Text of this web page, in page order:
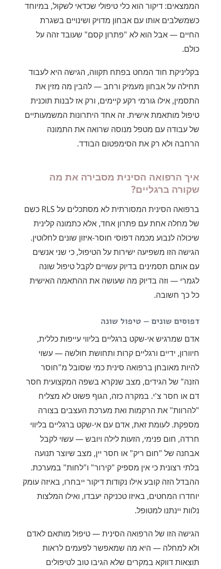
הממצאים: דיקור הוא כלי טיפולי שכדאי לשקול, במיוחד
כשמשלבים אותו עם אבחון מדויק ושינויים בשגרת
החיים — אבל הוא לא "פתרון קסם" שעובד זהה על
כולם.
בקליניקת חוד המחט בפתח תקווה, הגישה היא לעבוד
תחילה על אבחון מעמיק ורחב — להבין מה מזין את
התסמין, אילו גורמי רקע קיימים, ורק אז לבנות תוכנית
טיפול מותאמת אישית. זה אחד היתרונות המשמעותיים
של עבודה עם מטפל מנוסה שרואה את התמונה
הרחבה ולא רק את הסימפטום הבודד.
איך הרפואה הסינית מסבירה את מה
שקורה ברגליים?
ברפואה הסינית המסורתית לא מסתכלים על RLS כשם
של מחלה אחת עם פתרון אחד, אלא כתמונה קלינית
שיכולה לנבוע מכמה דפוסי חוסר-איזון שונים לחלוטין.
הגישה הזו משפיעה ישירות על הטיפול, כי שני אנשים
עם אותם תסמינים בדיוק עשויים לקבל טיפול שונה
לגמרי — וזה בדיוק מה שעושה את ההתאמה האישית
כל כך חשובה.
דפוסים שונים — טיפול שונה
אדם שמרגיש אי-שקט ברגליים בליווי עייפות כללית,
חיוורון, ידיים ורגליים קרות ותחושת חולשה — עשוי
להיות מאובחן ברפואה סינית כמי שסובל מ"חוסר
הזנה" של הגידים, מצב שנקרא בשפה המקצועית חסר
דם או חסר צ'י. במקרה כזה, הגוף פשוט לא מצליח
"להרוות" את הרקמות ואת מערכת העצבים בצורה
מספקת. לעומת זאת, אדם עם אי-שקט ברגליים בליווי
חרדה, חום פנימי, הזעות לילה ויובש — עשוי לקבל
אבחנה של "חום ריק" או חסר יין, מצב שיוצר תנועה
בלתי רצונית כי אין מספיק "קירור" ו"לחות" במערכת.
ההבדל הזה קובע אילו נקודות דיקור ייבחרו, באיזה עומק
יוחדרו המחטים, באיזו טכניקה יעבדו, ואילו המלצות
נלוות יינתנו למטופל.
הגישה הזו של הרפואה הסינית — טיפול מותאם לאדם
ולא למחלה — היא מה שמאפשר לפעמים לראות
תוצאות דווקא במקרים שלא הגיבו טוב לטיפולים